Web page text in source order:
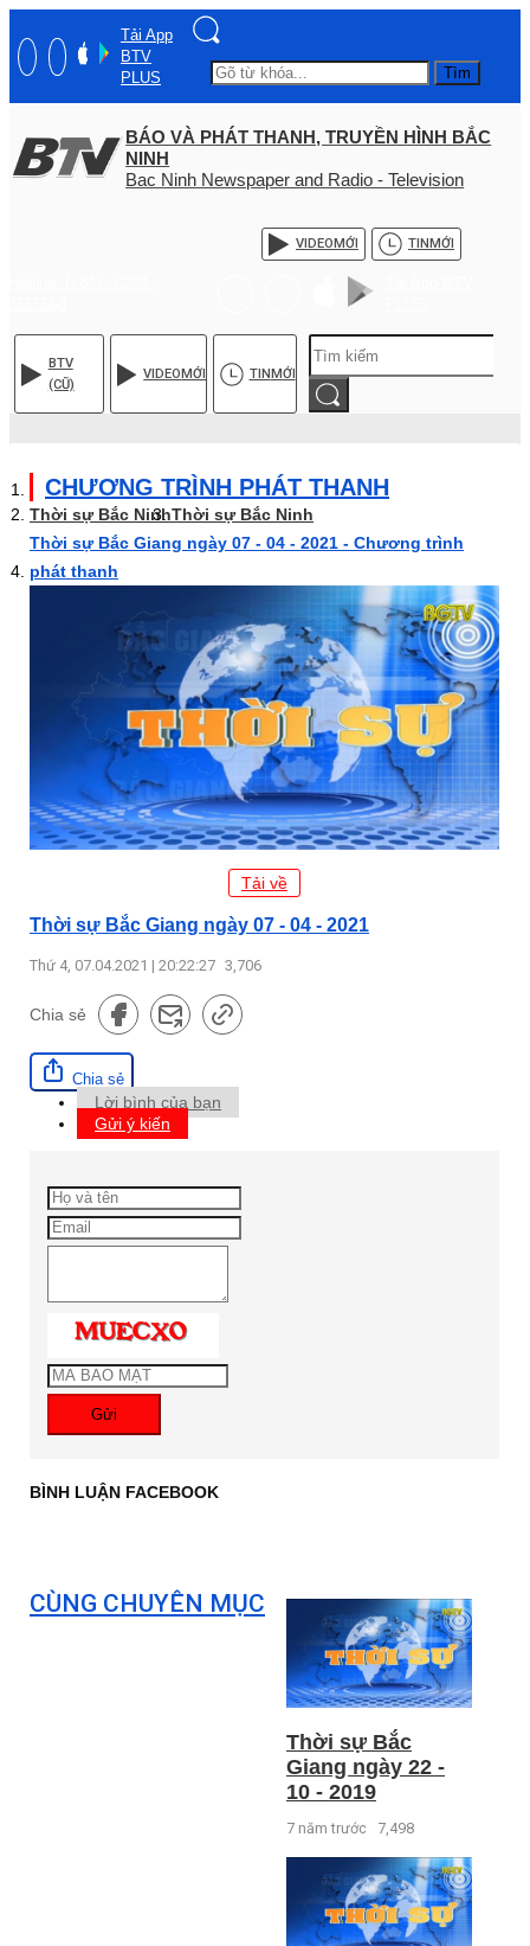
Tải App
BTV
PLUS
Tìm
BÁO VÀ PHÁT THANH, TRUYỀN HÌNH BẮC
NINH
Bac Ninh Newspaper and Radio - Television
VIDEOMỚI TINMỚI
BTV
(CŨ)
VIDEOMỚI TINMỚI
CHƯƠNG TRÌNH PHÁT THANH
Thời sự Bắc NinhThời sự Bắc Ninh
Thời sự Bắc Giang ngày 07 - 04 - 2021 - Chương trình
phát thanh
Tải về
Thời sự Bắc Giang ngày 07 - 04 - 2021
Thứ 4, 07.04.2021 | 20:22:27 3,706
Chia sẻ
Chia sẻ
Lời bình của bạn
Gửi ý kiến
Gửi
BÌNH LUẬN FACEBOOK
CÙNG CHUYÊN MỤC
Thời sự Bắc
Giang ngày 22 -
10 - 2019
7 năm trước 7,498